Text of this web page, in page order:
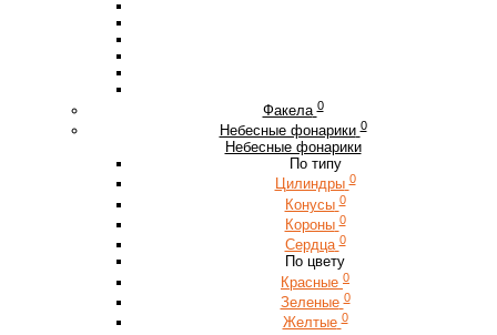
Факела 0
Небесные фонарики 0
Небесные фонарики
По типу
Цилиндры 0
Конусы 0
Короны 0
Сердца 0
По цвету
Красные 0
Зеленые 0
Желтые 0